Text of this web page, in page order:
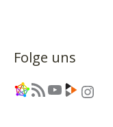
Folge uns
Link RSS-Feed YouTube Link Instagram